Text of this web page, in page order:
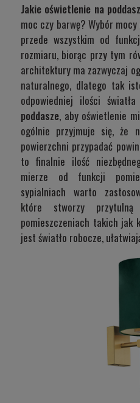
Jakie oświetlenie na
moc czy barwę? Wybór
przede wszystkim od
rozmiaru, biorąc przy tym
architektury ma zazwyczaj
naturalnego, dlatego tak
odpowiedniej ilości światła
poddasze, aby oświetlenie
ogólnie przyjmuje się, że
powierzchni przypadać
to finalnie ilość
mierze od funkcji
sypialniach warto
które stworzy
pomieszczeniach takich jak
jest światło robocze,